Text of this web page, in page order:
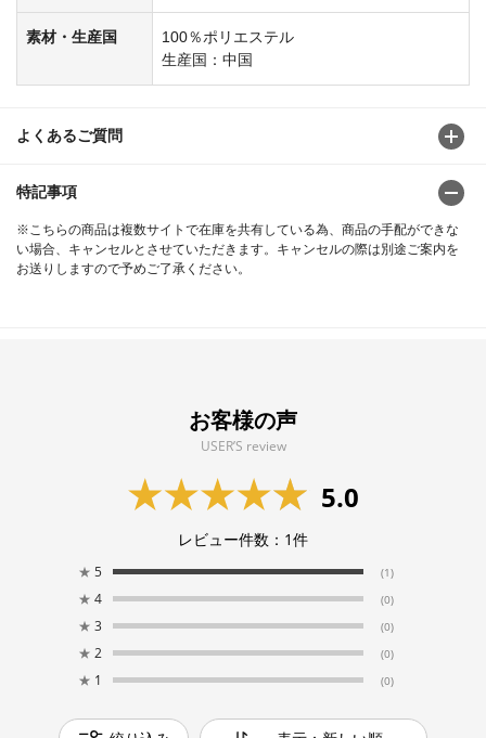
素材・生産国
100％ポリエステル
生産国：中国
よくあるご質問
特記事項
※こちらの商品は複数サイトで在庫を共有している為、商品の手配ができな
い場合、キャンセルとさせていただきます。キャンセルの際は別途ご案内を
お送りしますので予めご了承ください。
お客様の声
USER’S review
5.0
レビュー件数： 1件
★ 5 (1)
★ 4 (0)
★ 3 (0)
★ 2 (0)
★ 1 (0)